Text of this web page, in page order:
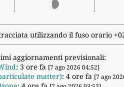
utilizzando il fuso orario
aggiornamenti previsionali:
: 3 ore fa [7 ago 2026 04:52]
matter): 4 ore fa [7 ago